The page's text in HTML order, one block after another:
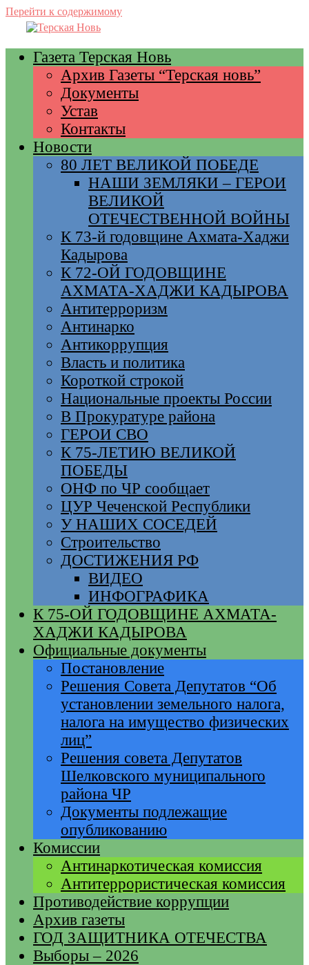
Перейти к содержимому
Газета Терская Новь
Архив Газеты “Терская новь”
Документы
Устав
Контакты
Новости
80 ЛЕТ ВЕЛИКОЙ ПОБЕДЕ
НАШИ ЗЕМЛЯКИ – ГЕРОИ
ВЕЛИКОЙ
ОТЕЧЕСТВЕННОЙ ВОЙНЫ
К 73-й годовщине Ахмата-Хаджи
Кадырова
К 72-ОЙ ГОДОВЩИНЕ
АХМАТА-ХАДЖИ КАДЫРОВА
Антитерроризм
Антинарко
Антикоррупция
Власть и политика
Короткой строкой
Национальные проекты России
В Прокуратуре района
ГЕРОИ СВО
К 75-ЛЕТИЮ ВЕЛИКОЙ
ПОБЕДЫ
ОНФ по ЧР сообщает
ЦУР Чеченской Республики
У НАШИХ СОСЕДЕЙ
Строительство
ДОСТИЖЕНИЯ РФ
ВИДЕО
ИНФОГРАФИКА
К 75-ОЙ ГОДОВЩИНЕ АХМАТА-
ХАДЖИ КАДЫРОВА
Официальные документы
Постановление
Решения Совета Депутатов “Об
установлении земельного налога,
налога на имущество физических
лиц”
Решения совета Депутатов
Шелковского муниципального
района ЧР
Документы подлежащие
опубликованию
Комиссии
Антинаркотическая комиссия
Антитеррористическая комиссия
Противодействие коррупции
Архив газеты
ГОД ЗАЩИТНИКА ОТЕЧЕСТВА
Выборы – 2026